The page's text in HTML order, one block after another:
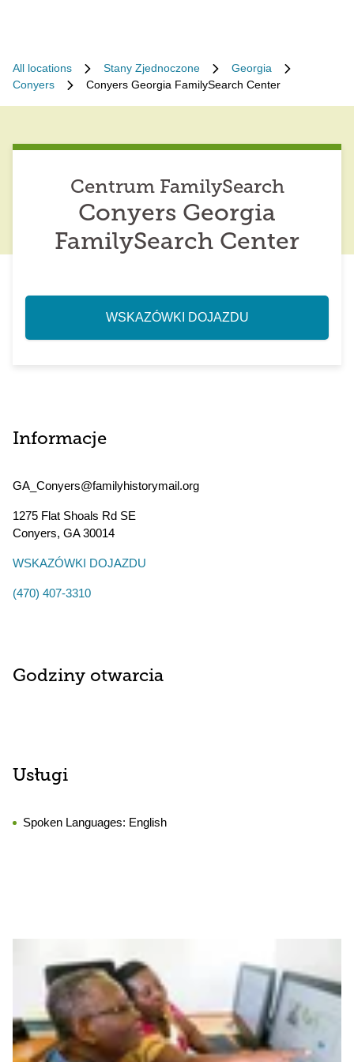
All locations Stany Zjednoczone
Georgia
Conyers
Conyers Georgia FamilySearch Center
Centrum FamilySearch
Conyers Georgia
FamilySearch Center
WSKAZÓWKI DOJAZDU
Informacje
GA_Conyers@familyhistorymail.org
1275 Flat Shoals Rd SE
Conyers, GA30014
WSKAZÓWKI DOJAZDU
(470) 407-3310
Godziny otwarcia
Usługi
Spoken Languages: English